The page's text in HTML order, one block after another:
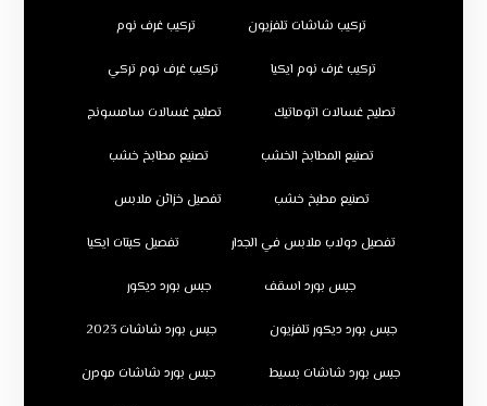
تركيب شاشات تلفزيون تركيب غرف نوم
تركيب غرف نوم ايكيا تركيب غرف نوم تركي
تصليح غسالات اتوماتيك تصليح غسالات سامسونج
تصنيع المطابخ الخشب تصنيع مطابخ خشب
تصنيع مطبخ خشب تفصيل خزائن ملابس
تفصيل دولاب ملابس في الجدار تفصيل كبتات ايكيا
جبس بورد اسقف جبس بورد ديكور
جبس بورد ديكور تلفزيون جبس بورد شاشات 2023
جبس بورد شاشات بسيط جبس بورد شاشات مودرن